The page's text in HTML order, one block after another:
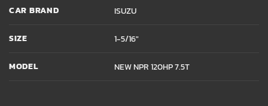
CAR BRAND ISUZU
SIZE 1-5/16"
MODEL NEW NPR 120HP 7.5T